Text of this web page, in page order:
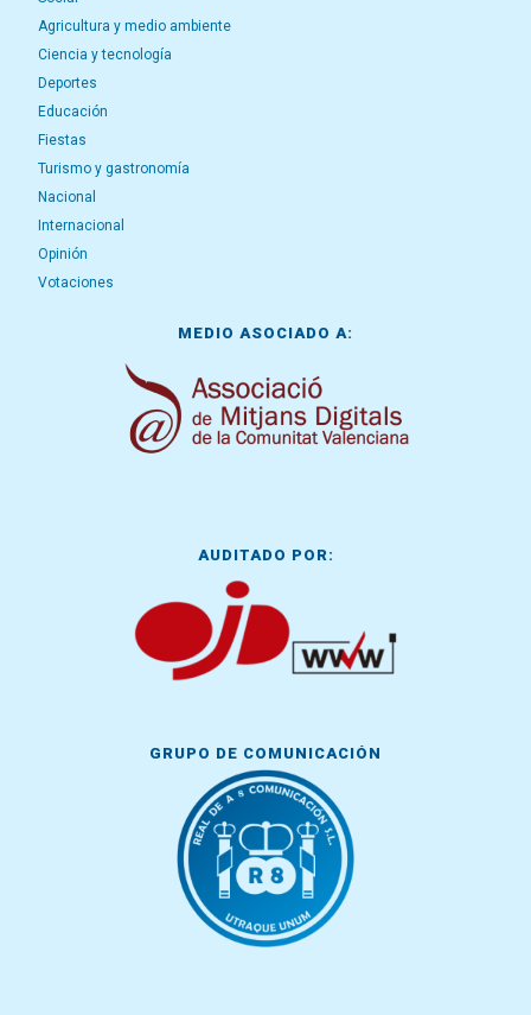
Agricultura y medio ambiente
Ciencia y tecnología
Deportes
Educación
Fiestas
Turismo y gastronomía
Nacional
Internacional
Opinión
Votaciones
MEDIO ASOCIADO A:
AUDITADO POR:
GRUPO DE COMUNICACIÓN